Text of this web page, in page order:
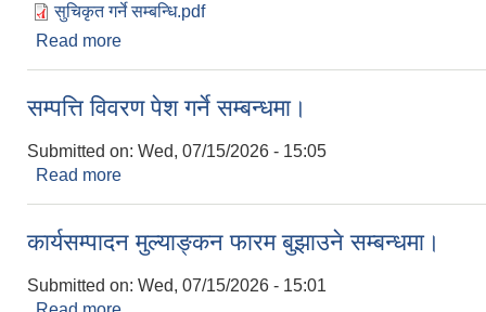
सुचिकृत गर्ने सम्बन्धि.pdf
Read more
सम्पत्ति विवरण पेश गर्ने सम्बन्धमा।
Submitted on: Wed, 07/15/2026 - 15:05
Read more
कार्यसम्पादन मुल्याङ्कन फारम बुझाउने सम्बन्धमा।
Submitted on: Wed, 07/15/2026 - 15:01